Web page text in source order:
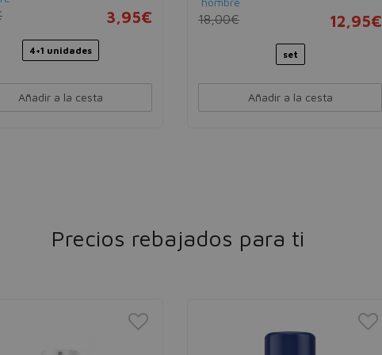
3,95€
4+1 unidades
Añadir a la cesta
200ml
18,00€ 12,95€
set
Añadir a la cesta
Precios rebajados para ti